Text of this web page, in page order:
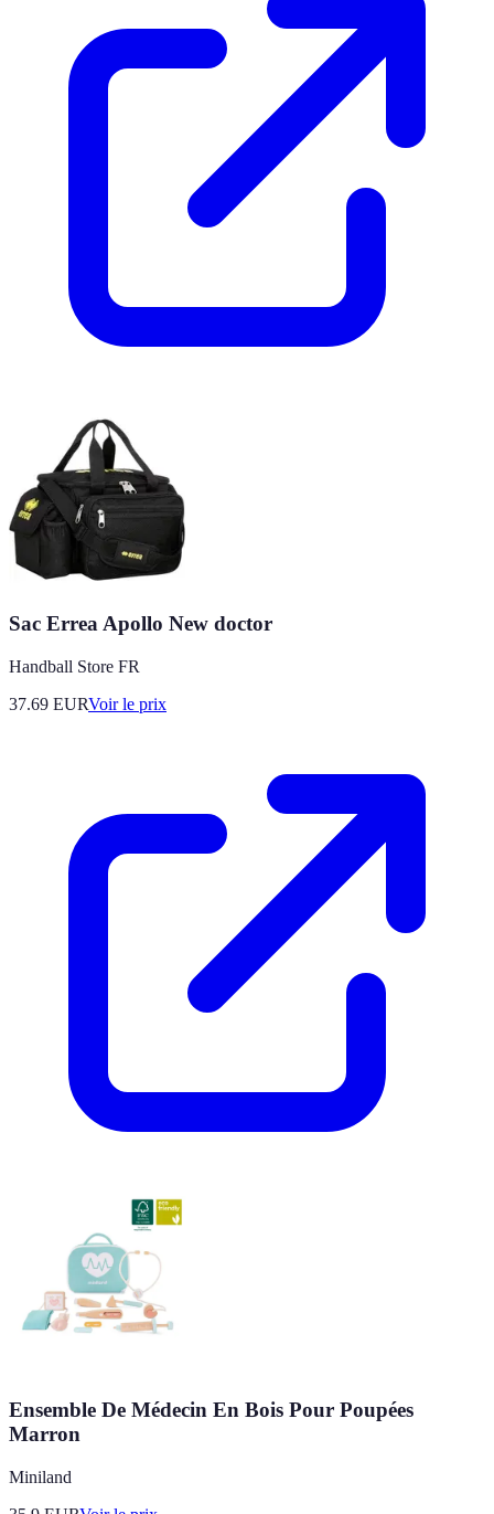
Sac Errea Apollo New doctor
Handball Store FR
37.69 EURVoir le prix
Ensemble De Médecin En Bois Pour Poupées
Marron
Miniland